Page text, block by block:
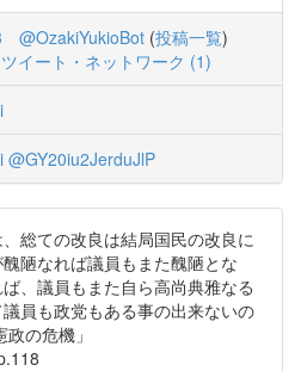
@OzakiYukioBot (投稿一覧)
ツイート・ネットワーク (1)
@GY20iu2JerduJlP
総ての改良は結局国民の改良に
陋なれば議員もまた醜陋とな
、議員もまた自ら高尚典雅なる
員も政党もある事の出来ないの
の危機」